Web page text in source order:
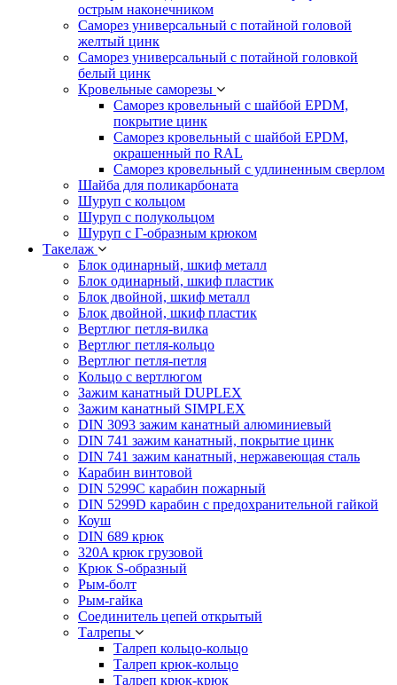
острым наконечником
Саморез универсальный с потайной головой
желтый цинк
Саморез универсальный с потайной головкой
белый цинк
Кровельные саморезы
Саморез кровельный с шайбой EPDM,
покрытие цинк
Саморез кровельный с шайбой EPDM,
окрашенный по RAL
Саморез кровельный с удлиненным сверлом
Шайба для поликарбоната
Шуруп с кольцом
Шуруп с полукольцом
Шуруп с Г-образным крюком
Такелаж
Блок одинарный, шкиф металл
Блок одинарный, шкиф пластик
Блок двойной, шкиф металл
Блок двойной, шкиф пластик
Вертлюг петля-вилка
Вертлюг петля-кольцо
Вертлюг петля-петля
Кольцо с вертлюгом
Зажим канатный DUPLEX
Зажим канатный SIMPLEX
DIN 3093 зажим канатный алюминиевый
DIN 741 зажим канатный, покрытие цинк
DIN 741 зажим канатный, нержавеющая сталь
Карабин винтовой
DIN 5299C карабин пожарный
DIN 5299D карабин с предохранительной гайкой
Коуш
DIN 689 крюк
320A крюк грузовой
Крюк S-образный
Рым-болт
Рым-гайка
Соединитель цепей открытый
Талрепы
Талреп кольцо-кольцо
Талреп крюк-кольцо
Талреп крюк-крюк